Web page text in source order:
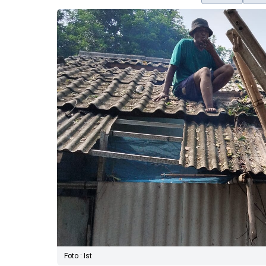
Foto : Ist